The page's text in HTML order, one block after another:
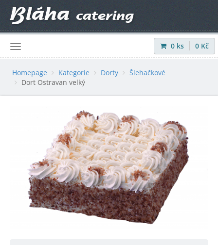
Přihlásit |Registrovat
0 ks 0 Kč
Homepage Kategorie Dorty
Šlehačkové
Dort Ostravan velký